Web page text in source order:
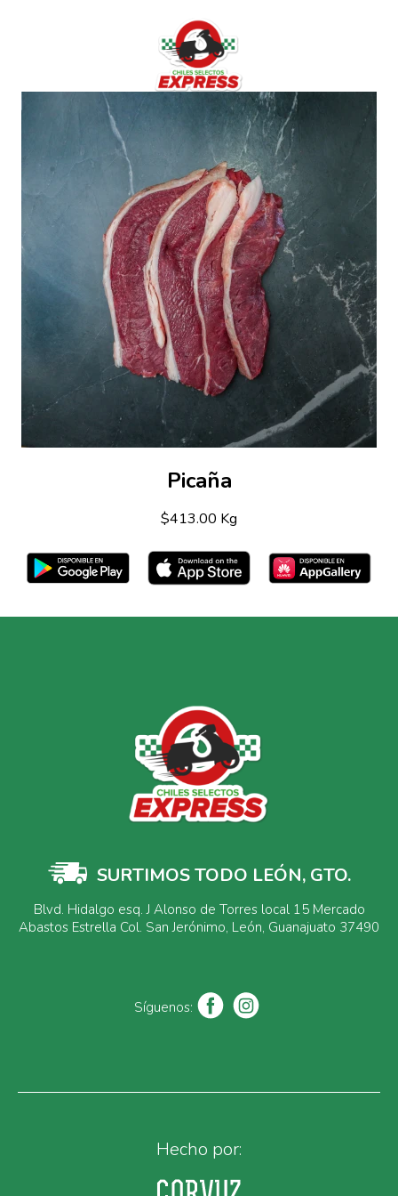
Picaña
$413.00 Kg
SURTIMOS TODO LEÓN, GTO.
Blvd. Hidalgo esq. J Alonso de Torres local 15 Mercado
Abastos Estrella Col. San Jerónimo, León, Guanajuato 37490
Síguenos:
Hecho por: